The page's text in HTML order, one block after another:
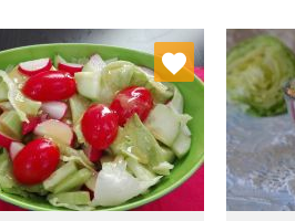
Dodaj do ulubionych
Wybierz listę: